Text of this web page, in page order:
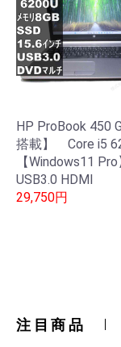
HP ProBook 450
搭載】 Core i5
【Windows11
USB3.0 HDMI
29,750円
注目商品